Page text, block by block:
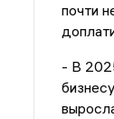
почти
- В